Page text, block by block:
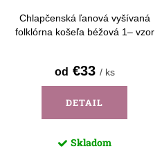
Chlapčenská ľanová vyšívaná
folklórna košeľa béžová 1– vzor
od €33 / ks
DETAIL
Skladom